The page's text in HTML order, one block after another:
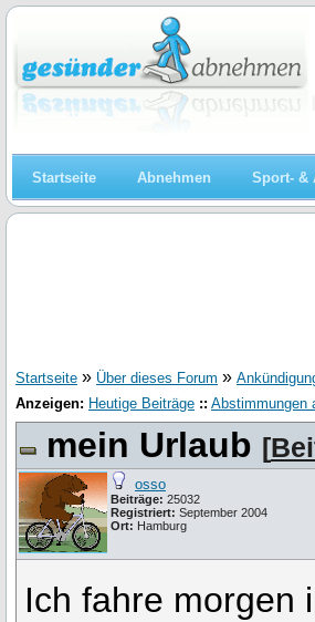
Startseite Abnehmen Sport- &
Startseite » Über dieses Forum »
Anzeigen: Heutige Beiträge :: Abstimmungen
mein Urlaub [
osso
Beiträge: 25032
Registriert: September 2004
Ort: Hamburg
Ich fahre morgen